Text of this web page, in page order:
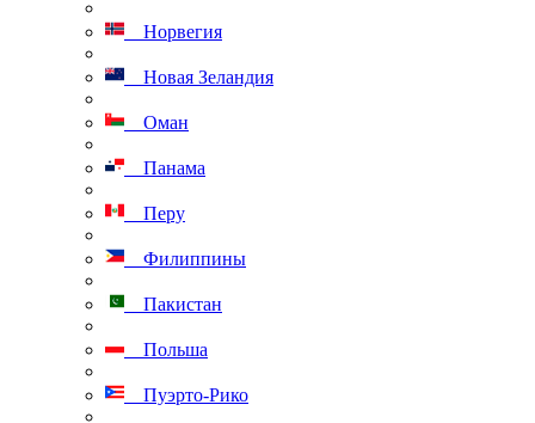
Норвегия
Новая Зеландия
Оман
Панама
Перу
Филиппины
Пакистан
Польша
Пуэрто-Рико